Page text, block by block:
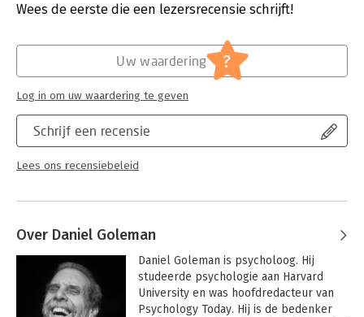
gevoel krijgen dat hij gedateerde
Wees de eerste die een lezersrecensie schrijft!
Schrijf een recensie
Lees ons recensiebeleid
Uw waardering ?
Log in om uw waardering te geven
Over Daniel Goleman
Daniel Goleman is psycholoog. Hij
studeerde psychologie aan Harvard
University en was hoofdredacteur van
Psychology Today. Hij is de bedenker